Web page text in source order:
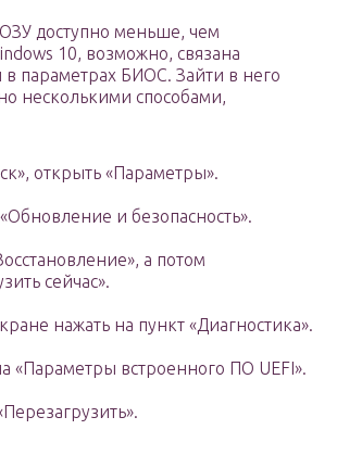
доступно меньше, чем
10, возможно, связана
параметрах БИОС. Зайти в него
несколькими способами,
открыть «Параметры».
и безопасность».
а потом
сейчас».
нажать на пункт «Диагностика».
«Параметры встроенного ПО UEFI».